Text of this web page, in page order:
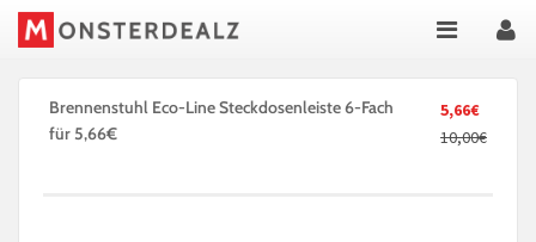
5,66€
10,00€
Brennenstuhl Eco-Line Steckdosenleiste 6-Fach
für 5,66€